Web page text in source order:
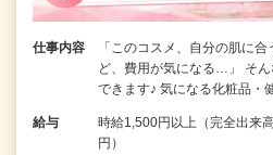
仕事内容
「このコスメ、自分の肌に
ど、費用が気になる…」 そ
できます♪ 気になる化粧品・
給与
時給1,500円以上（完全出来
円）